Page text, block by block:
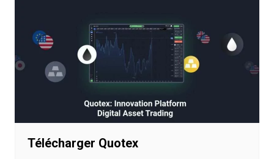
Télécharger Quotex